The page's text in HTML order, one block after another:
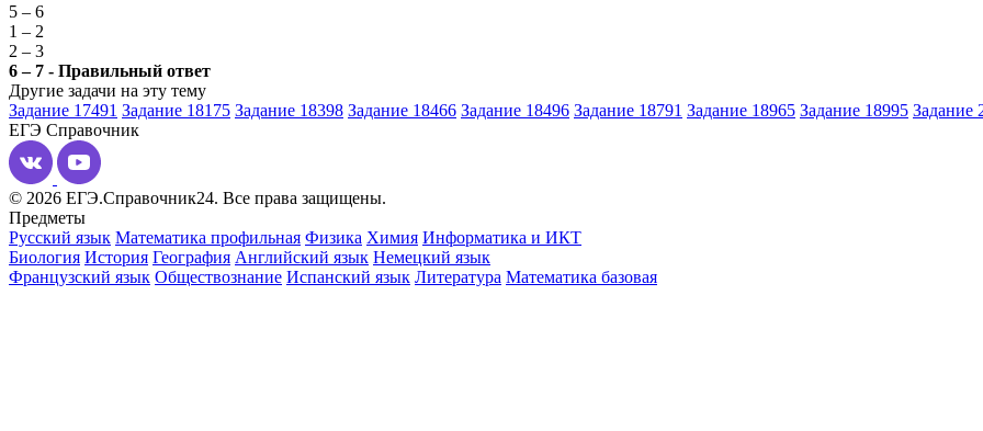
5 – 6
1 – 2
2 – 3
6 – 7 - Правильный ответ
Другие задачи на эту тему
Задание 17491 Задание 18175 Задание 18398 Задание 18466 Задание 18496 Задание 18791 Задание 18965 Задание 18995 Задание
ЕГЭ Справочник
© 2026 ЕГЭ.Справочник24. Все права защищены.
Предметы
Русский язык Математика профильная Физика Химия Информатика и ИКТ
Биология История География Английский язык Немецкий язык
Французский язык Обществознание Испанский язык Литература Математика базовая